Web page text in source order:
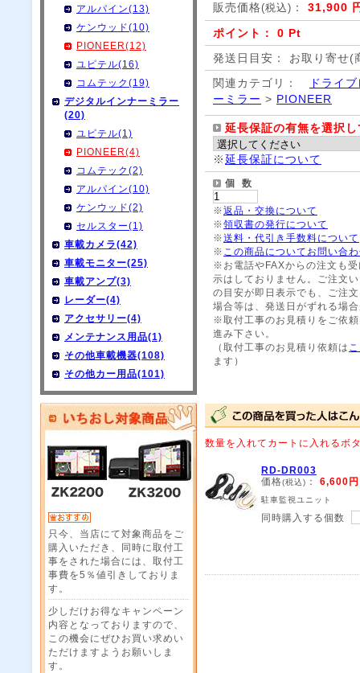
アルパイン(13)
ケンウッド(10)
PIONEER(12)
ユピテル(16)
コムテック(19)
デジタルインナーミラー
(20)
ユピテル(1)
PIONEER(4)
コムテック(2)
アルパイン(10)
ケンウッド(2)
セルスター(1)
車載カメラ(42)
車載モニター(25)
車載アンプ(3)
レーダー(4)
アクセサリー(4)
メンテナンス用品(1)
その他車載機器(108)
その他カー用品(101)
只今、当店にて対象商品をご
購入いただき、同時に取付工
事をされた場合には、取付工
事費を5％値引きしておりま
す。
少しだけお得なキャンペーン
内容となっておりますので、
この機会にぜひお買い求めい
ただけますようお願いしま
す。
販売価格(税込) ： 31,900
ポイント： 0 Pt
発送日目安： お取り寄せ(
関連カテゴリ：
ドライ
ーミラー > PIONEER
延長保証の有無を選択
※延長保証について
個 数
※返品・交換について
※領収書の発行について
※送料・代引き手数料について
※ この商品についてお問い合
※お電話やFAXからの注文も
示はしておりません。ご注文
の目安が即日表示でも、ご注
場合等は、発送日がずれる場
※取付工事のお見積りをご依
進み下さい。
（取付工事のお見積り依頼は
ます）
数量を入れてカートに入れるボ
RD-DR003
価格(税込) ： 6,600円
駐車監視ユニット
同時購入する個数